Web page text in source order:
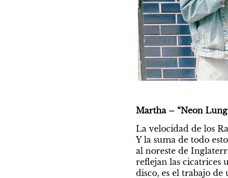
Martha – “Neon
La velocidad de los
Y la suma de todo
al noreste de
reflejan las cicatrices
disco, es el trabajo